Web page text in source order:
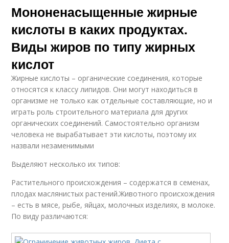
Мононенасыщенные жирные
кислоты в каких продуктах.
Виды жиров по типу жирных
кислот
Жирные кислоты – органические соединения, которые
относятся к классу липидов. Они могут находиться в
организме не только как отдельные составляющие, но и
играть роль строительного материала для других
органических соединений. Самостоятельно организм
человека не вырабатывает эти кислоты, поэтому их
назвали незаменимыми
Выделяют несколько их типов:
Растительного происхождения – содержатся в семенах,
плодах маслянистых растений.Животного происхождения
– есть в мясе, рыбе, яйцах, молочных изделиях, в молоке.
По виду различаются: